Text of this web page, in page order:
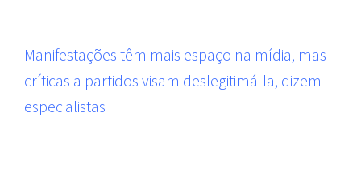
Manifestações têm mais espaço na mídia, mas
críticas a partidos visam deslegitimá-la, dizem
especialistas